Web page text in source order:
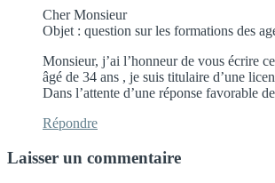
Cher Monsieur
Objet : question sur les formations des
Monsieur, j’ai l’honneur de vous écrire
âgé de 34 ans , je suis titulaire d’une
Dans l’attente d’une réponse favorable
Répondre
Laisser un commentaire